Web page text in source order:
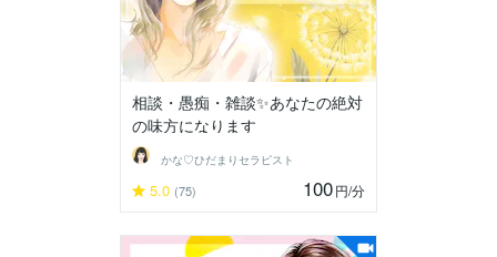
相談・愚痴・雑談✨️あなたの絶対
の味方になります
かな♡ひだまりセラピスト
5.0 (75) 100円/分